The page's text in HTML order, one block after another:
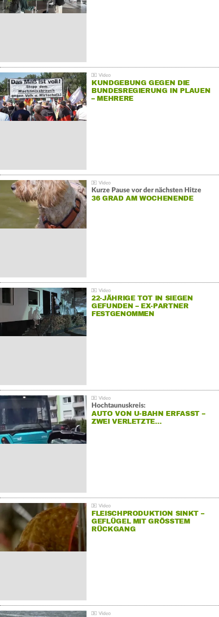
KUNDGEBUNG GEGEN DIE
BUNDESREGIERUNG IN PLAUEN
– MEHRERE
Kurze Pause vor der nächsten Hitze
36 GRAD AM WOCHENENDE
22-JÄHRIGE TOT IN SIEGEN
GEFUNDEN – EX-PARTNER
FESTGENOMMEN
Hochtaunuskreis:
AUTO VON U-BAHN ERFASST –
ZWEI VERLETZTE…
FLEISCHPRODUKTION SINKT –
GEFLÜGEL MIT GRÖSSTEM R
ÜCKGANG